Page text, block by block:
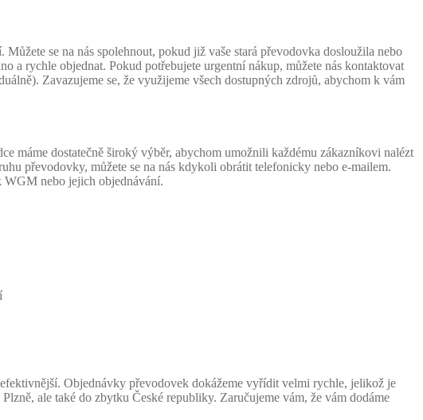
se na nás spolehnout, pokud již vaše stará převodovka dosloužila nebo
a rychle objednat. Pokud potřebujete urgentní nákup, můžete nás kontaktovat
Zavazujeme se, že využijeme všech dostupných zdrojů, abychom k vám
máme dostatečně široký výběr, abychom umožnili každému zákazníkovi nalézt
převodovky, můžete se na nás kdykoli obrátit telefonicky nebo e-mailem.
WGM nebo jejich objednávání.
Objednávky převodovek dokážeme vyřídit velmi rychle, jelikož je
ale také do zbytku České republiky. Zaručujeme vám, že vám dodáme